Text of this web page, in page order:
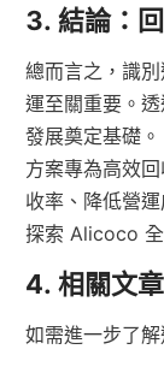
總而言之，識
運至關重要。
發展奠定基礎
方案專為高效
收率、降低營
探索 Alicoco 全